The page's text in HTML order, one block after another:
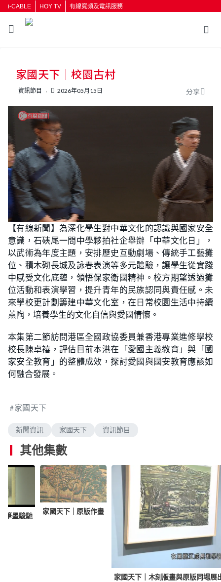
i-CABLE HOY TV 有線寬頻及電訊服務
按輸入鍵開始搜尋
家國天下｜校園古村
資訊節目 2026年05月15日 分享
U
n
m
t
e
o
a
d
e
:
2
.
0
1
%
【有線新聞】為深化學生對中華文化的認識與國家安全
意識，石硤尾一間中學夥拍社企舉辦「中華文化日」，
以武術為年度主題，安排歷史互動劇場、傳統手工藝攤
位、積木砌長城及詠春表演等多元體驗，讓學生從實踐
中感受文化底蘊，領悟保家衛國精神。校方期望透過攤
位活動和表演學習，提升青年的民族認同與責任感。未
來學校更計劃籌建中華文化室，在日常校園生活中持續
薰陶，培養學生的文化自信與愛國情懷。
本集第二節訪問港區全國政協委員兼香港專業進修學校
校長陳卓禧，評估目前本港在「愛國主義教育」與「國
家安全教育」的整體成效，探討愛國與國安教育應該如
何融合發展。
家國天下
新聞資訊 家國天下 資訊節目
其他集數
筆墨駿馳 家國天下｜原版作畫
家國天下｜木刻版畫與原版同場